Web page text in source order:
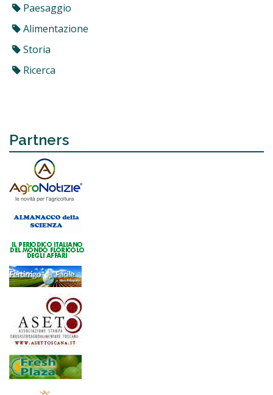
Paesaggio
Alimentazione
Storia
Ricerca
Partners